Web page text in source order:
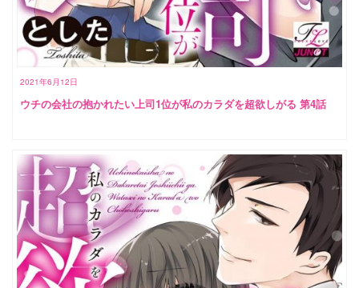
2021年6月12日
ウチの会社の抱かれたい上司1位が私のカラダを超欲しがる 第4話